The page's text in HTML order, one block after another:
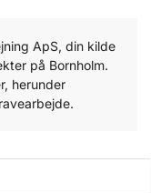
ApS, din kilde
på Bornholm.
herunder